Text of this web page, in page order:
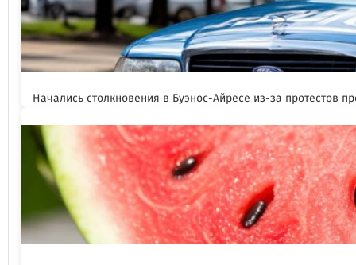
Начались столкновения в Буэнос-Айресе из-за протестов